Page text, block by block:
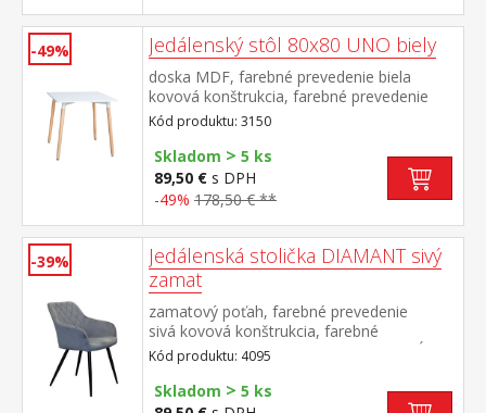
-49% Jedálenský stôl 80x80 UNO biely
doska MDF, farebné prevedenie biela
kovová konštrukcia, farebné prevedenie
biela okrúhle nohy, materiál masív buk
nastaviteľné plastové klzáky s
pochrómovanou krytkou
Kód produktu: 3150
Skladom > 5 ks
89,50 € s DPH
-49% 178,50 € **
-39%
Jedálenská stolička DIAMANT sivý
zamat
zamatový poťah, farebné prevedenie
sivá kovová konštrukcia, farebné
prevedenie čierna výška sedu 51 cm, hĺbka
sedu 45,5 cm šírka sedu v zadnej najužšej
časti 36 cm, v prednej časti 42 cm vhodná k
Kód produktu: 4095
Skladom > 5 ks